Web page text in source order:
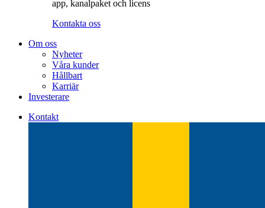
app, kanalpaket och licens
Kontakta oss
Om oss
Nyheter
Våra kunder
Hållbart
Karriär
Investerare
Kontakt